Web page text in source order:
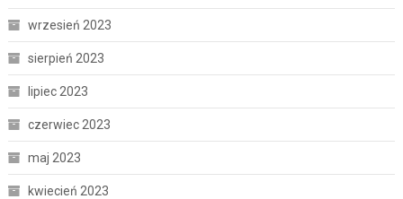
wrzesień 2023
sierpień 2023
lipiec 2023
czerwiec 2023
maj 2023
kwiecień 2023